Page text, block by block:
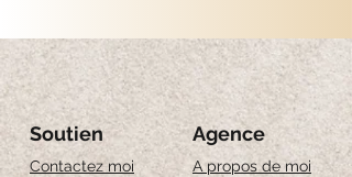
Support
: crochet en argent 925/plaqué or.
Signification symbolique : l'améthyste est un
symbole de calme, d'équilibre et de
spiritualité.
Soutien
Contactez moi
Agence
A propos de moi